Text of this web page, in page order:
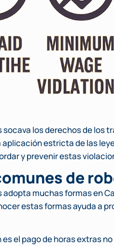
socava los derechos de los
aplicación estricta de las
y prevenir estas
de
adopta muchas formas en
estas formas ayuda a
el pago de horas extras